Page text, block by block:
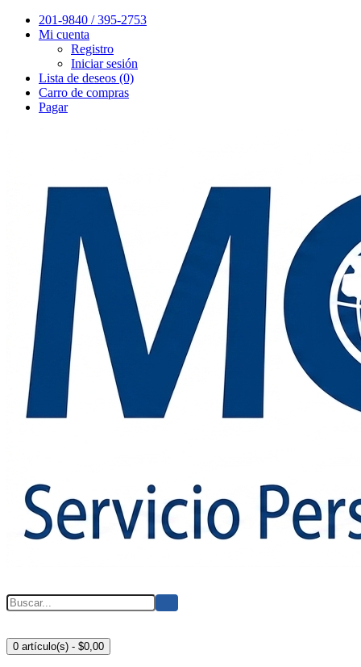
201-9840 / 395-2753
Mi cuenta
Registro
Iniciar sesión
Lista de deseos (0)
Carro de compras
Pagar
0 artículo(s) - $0,00